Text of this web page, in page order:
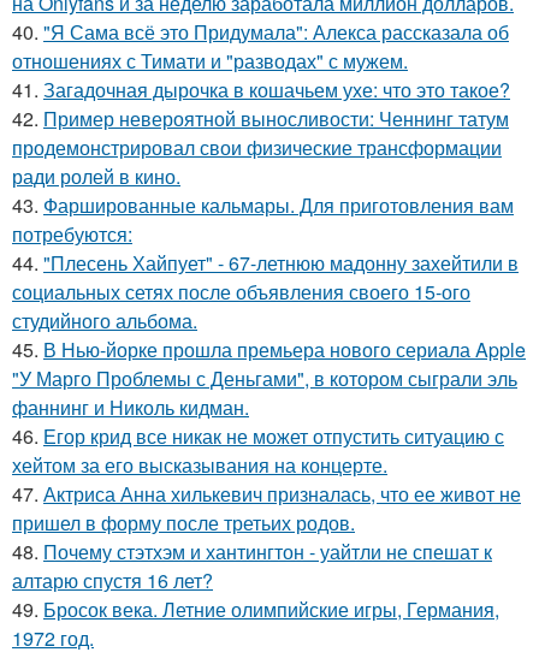
40. "Я Сама всё это Придумала": Алекса рассказала об
отношениях с Тимати и "разводах" с мужем.
41. Загадочная дырочка в кошачьем ухе: что это такое?
42. Пример невероятной выносливости: Ченнинг татум
продемонстрировал свои физические трансформации
ради ролей в кино.
43. Фаршированные кальмары. Для приготовления вам
потребуются:
44. "Плесень Хайпует" - 67-летнюю мадонну захейтили в
социальных сетях после объявления своего 15-ого
студийного альбома.
45. В Нью-йорке прошла премьера нового сериала Apple
"У Марго Проблемы с Деньгами", в котором сыграли эль
фаннинг и Николь кидман.
46. Егор крид все никак не может отпустить ситуацию с
хейтом за его высказывания на концерте.
47. Актриса Анна хилькевич призналась, что ее живот не
пришел в форму после третьих родов.
48. Почему стэтхэм и хантингтон - уайтли не спешат к
алтарю спустя 16 лет?
49. Бросок века. Летние олимпийские игры, Германия,
1972 год.